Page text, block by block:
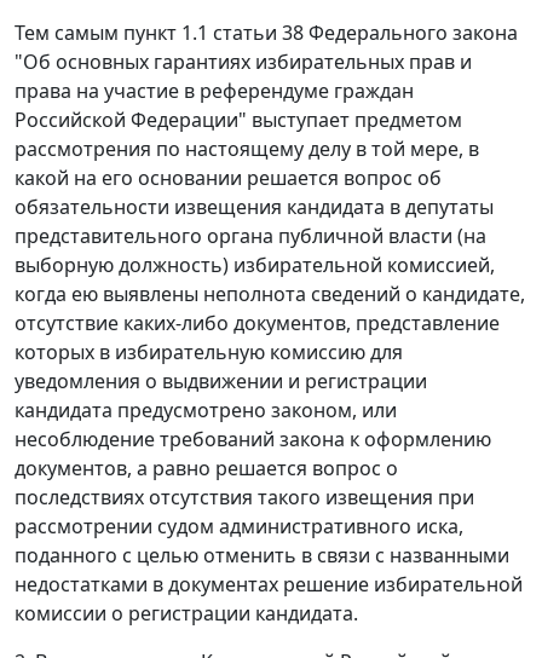
Тем самым пункт 1.1 статьи 38 Федерального закона
"Об основных гарантиях избирательных прав и
права на участие в референдуме граждан
Российской Федерации" выступает предметом
рассмотрения по настоящему делу в той мере, в
какой на его основании решается вопрос об
обязательности извещения кандидата в депутаты
представительного органа публичной власти (на
выборную должность) избирательной комиссией,
когда ею выявлены неполнота сведений о кандидате,
отсутствие каких-либо документов, представление
которых в избирательную комиссию для
уведомления о выдвижении и регистрации
кандидата предусмотрено законом, или
несоблюдение требований закона к оформлению
документов, а равно решается вопрос о
последствиях отсутствия такого извещения при
рассмотрении судом административного иска,
поданного с целью отменить в связи с названными
недостатками в документах решение избирательной
комиссии о регистрации кандидата.